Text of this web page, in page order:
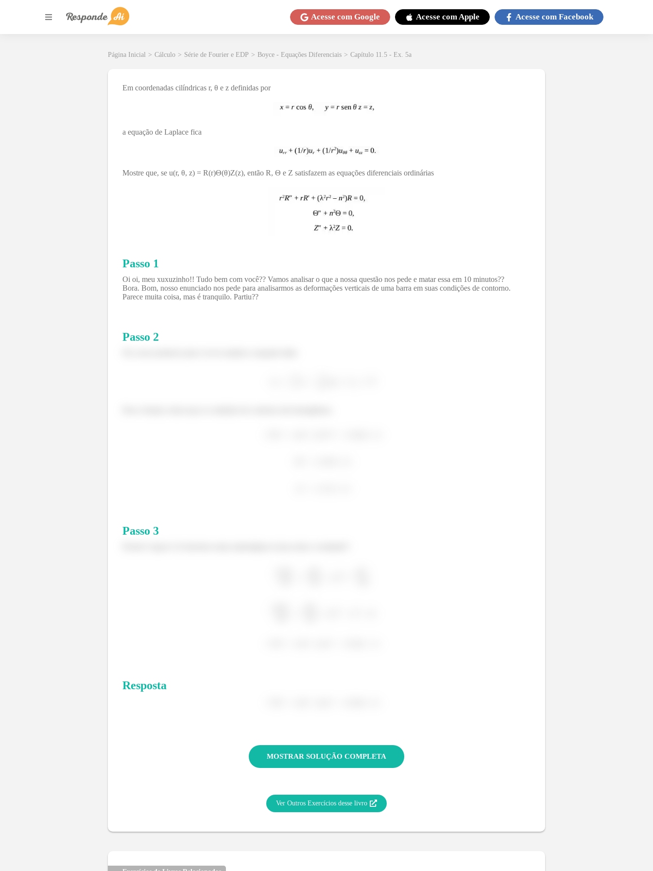
Acesse com Google Acesse comApple Acesse com Facebook
Página Inicial > Cálculo > Série de Fourier e EDP > Boyce - Equações Diferenciais > Capítulo 11.5 - Ex. 5a
Em coordenadas cilíndricas r, θ e z definidas por
a equação de Laplace fica
Mostre que, se u(r, θ, z) = R(r)Θ(θ)Z(z), então R, Θ e Z satisfazem as equações diferenciais ordinárias
Passo 1
Oi oi, meu xuxuzinho!! Tudo bem com você?? Vamos analisar o que a nossa questão nos pede e matar essa em 10 minutos??
Bora. Bom, nosso enunciado nos pede para analisarmos as deformações verticais de uma barra em suas condições de contorno.
Parece muita coisa, mas é tranquilo. Partiu??
Passo 2
Passo 3
Resposta
MOSTRAR SOLUÇÃO COMPLETA
Ver Outros Exercícios desse livro